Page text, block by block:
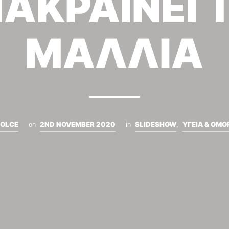
ΜΑΛΛΙΑ
on 2ND NOVEMBER 2020 in SLIDESHOW, ΥΓΕΙΑ &